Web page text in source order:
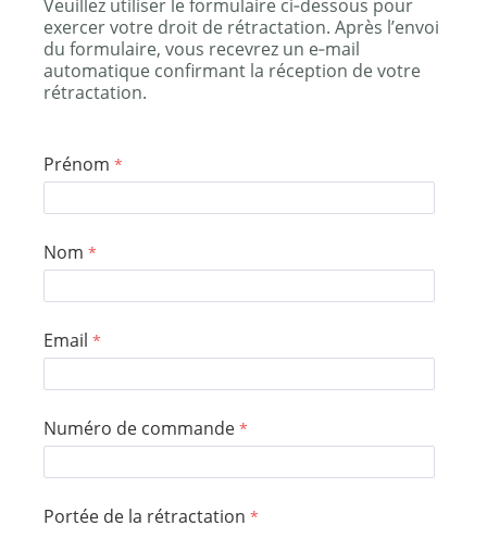
Veuillez utiliser le formulaire ci‑dessous pour
exercer votre droit de rétractation. Après l’envoi
du formulaire, vous recevrez un e‑mail
automatique confirmant la réception de votre
rétractation.
Prénom
Nom
Email
Numéro de commande
Portée de la rétractation